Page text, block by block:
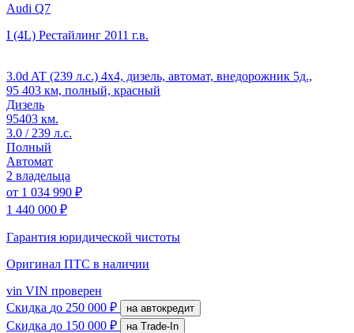
Audi Q7
I (4L) Рестайлинг 2011 г.в.
3.0d AT (239 л.с.) 4x4, дизель, автомат, внедорожник 5д.,
95 403 км, полный, красный
Дизель
95403 км.
3.0 / 239 л.с.
Полный
Автомат
2 владельца
от 1 034 990 ₽
1 440 000 ₽
Гарантия юридической чистоты
Оригинал ПТС в наличии
vin VIN проверен
Скидка до 250 000 ₽ на автокредит
Скидка до 150 000 ₽
на Trade-In